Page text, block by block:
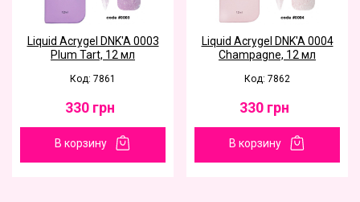
Liquid Acrygel DNK'A 0003
Plum Tart, 12 мл
Код: 7861
330 грн
В корзину
Liquid Acrygel DNK'A 0004
Champagne, 12 мл
Код: 7862
330 грн
В корзину